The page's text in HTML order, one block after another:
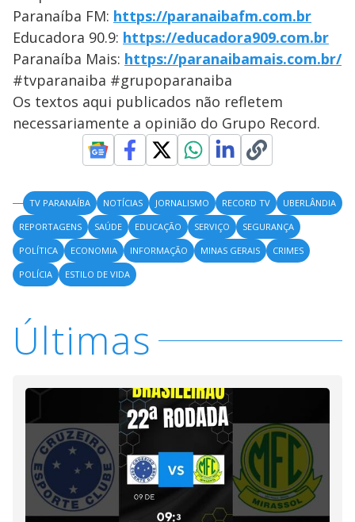
Paranaíba FM: https://paranaibafm.com.br
Educadora 90.9: https://educadora909.com.br
Paranaíba Mais: https://paranaibamais.com.br/
#tvparanaiba #grupoparanaiba
Os textos aqui publicados não refletem
necessariamente a opinião do Grupo Record.
TV PARANAÍBA NOTÍCIAS JORNALISMO RECORD TV
UBERLÂNDIA
REPORTAGENS
SAÚDE EDUCAÇÃO SERVIÇO
SEGURANÇA
POLÍTICA
ECONOMIA INFORMAÇÃO MINAS GERAIS
CRIMES
POLÍCIA
ESTILO DE VIDA
Últimas